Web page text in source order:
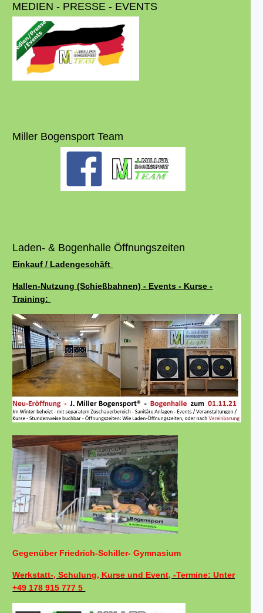
MEDIEN - PRESSE - EVENTS
Miller Bogensport Team
Laden- & Bogenhalle Öffnungszeiten
Einkauf / Ladengeschäft
Hallen-Nutzung (Schießbahnen) - Events - Kurse -
Training:
Gegenüber Friedrich-Schiller- Gymnasium
Werkstatt-, Schulung, Kurse und Event, -Termine: Unter
+49 178 915 777 5